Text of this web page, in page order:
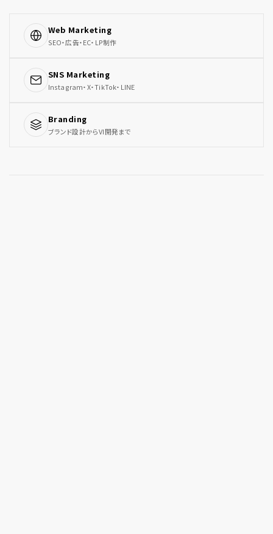
Web Marketing
SEO・広告・EC・LP制作
SNS Marketing
Instagram・X・TikTok・LINE
Branding
ブランド設計からVI開発まで